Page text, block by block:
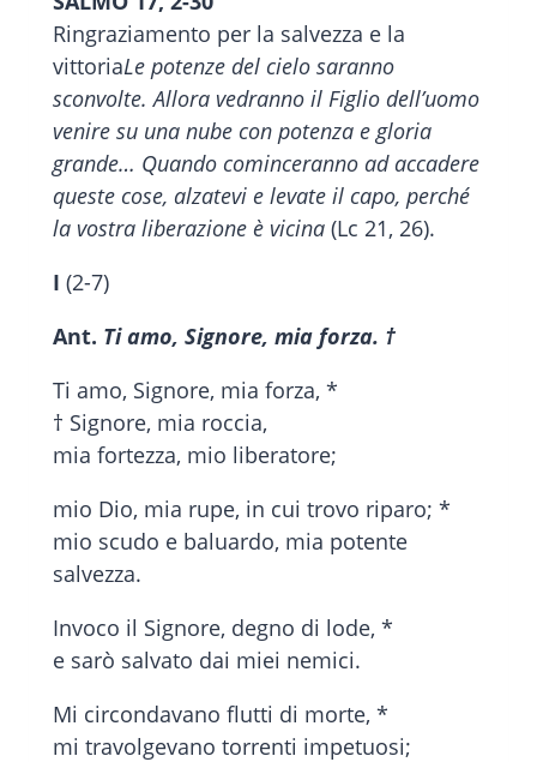
Ringraziamento per la salvezza e la
vittoriaLe potenze del cielo saranno
sconvolte. Allora vedranno il Figlio dell’uomo
venire su una nube con potenza e gloria
grande… Quando cominceranno ad accadere
queste cose, alzatevi e levate il capo, perché
la vostra liberazione è vicina (Lc 21, 26).
I (2-7)
Ant. Ti amo, Signore, mia forza. †
Ti amo, Signore, mia forza, *
† Signore, mia roccia,
mia fortezza, mio liberatore;
mio Dio, mia rupe, in cui trovo riparo; *
mio scudo e baluardo, mia potente
salvezza.
Invoco il Signore, degno di lode, *
e sarò salvato dai miei nemici.
Mi circondavano flutti di morte, *
mi travolgevano torrenti impetuosi;